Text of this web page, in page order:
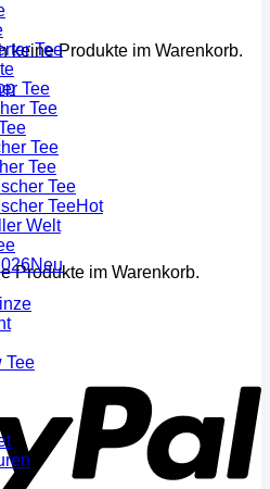
keine Produkte im Warenkorb.
Produkte im Warenkorb.
Tee
Tee
Tee
Tee
Tee
Tee
Tee
Welt
Tee